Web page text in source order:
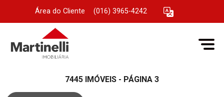
Área do Cliente (016) 3965-4242
7445 IMÓVEIS - PÁGINA 3